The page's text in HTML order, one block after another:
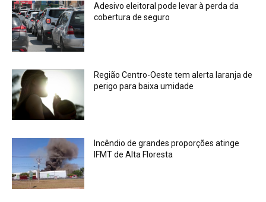
Adesivo eleitoral pode levar à perda da
cobertura de seguro
Região Centro-Oeste tem alerta laranja de
perigo para baixa umidade
Incêndio de grandes proporções atinge
IFMT de Alta Floresta